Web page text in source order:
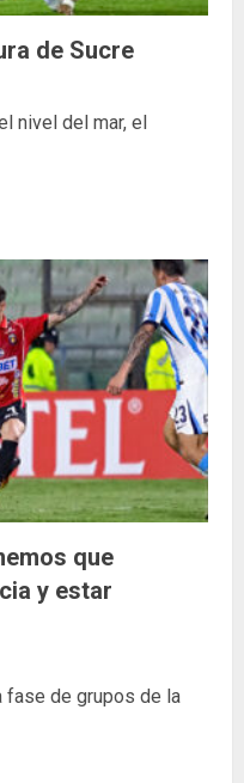
de Sucre
nivel del mar, el
que
y estar
fase de grupos de la